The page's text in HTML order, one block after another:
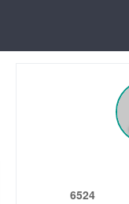
6524